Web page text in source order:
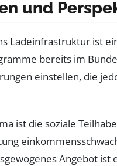
und
Ladeinfrastruktur ist
bereits im
einstellen, die
ist die soziale
Angebot